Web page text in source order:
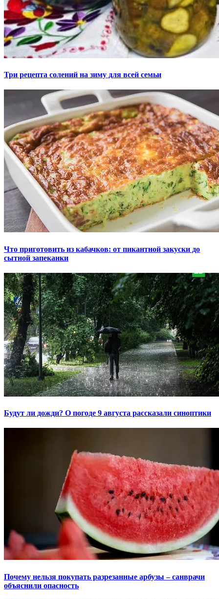
Три рецепта солений на зиму для всей семьи
Что приготовить из кабачков: от пикантной закуски до
сытной запеканки
Будут ли дожди? О погоде 9 августа рассказали синоптики
Почему нельзя покупать разрезанные арбузы – санврачи
объяснили опасность